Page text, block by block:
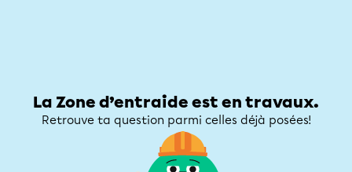
La Zone d’entraide est en travaux.
Retrouve ta question parmi celles déjà posées!